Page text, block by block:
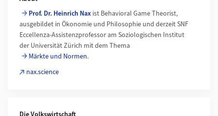
Prof. Dr. Heinrich Nax ist Behavioral Game Theorist,
ausgebildet in Ökonomie und Philosophie und derzeit SNF
Eccellenza-Assistenzprofessor am Soziologischen Institut
der Universität Zürich mit dem Thema
Märkte und Normen.
nax.science